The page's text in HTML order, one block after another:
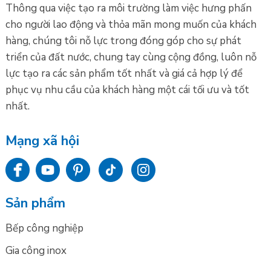
Thông qua việc tạo ra môi trường làm việc hưng phấn
cho người lao động và thỏa mãn mong muốn của khách
hàng, chúng tôi nỗ lực trong đóng góp cho sự phát
triển của đất nước, chung tay cùng cộng đồng, luôn nỗ
lực tạo ra các sản phẩm tốt nhất và giá cả hợp lý để
phục vụ nhu cầu của khách hàng một cái tối ưu và tốt
nhất.
Mạng xã hội
Sản phẩm
Bếp công nghiệp
Gia công inox